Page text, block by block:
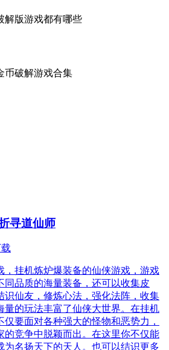
解版游戏都有哪些
币破解游戏合集
寻道仙师
，挂机炼炉爆装备的仙侠游戏，游戏
同品质的海量装备，还可以收集皮
识仙友，修炼心法，强化法阵，收集
量的玩法丰富了仙侠大世界。在挂机
仅要面对各种强大的怪物和恶势力，
的竞争中脱颖而出。在这里你不仅能
为名扬天下的天人。也可以结识更多